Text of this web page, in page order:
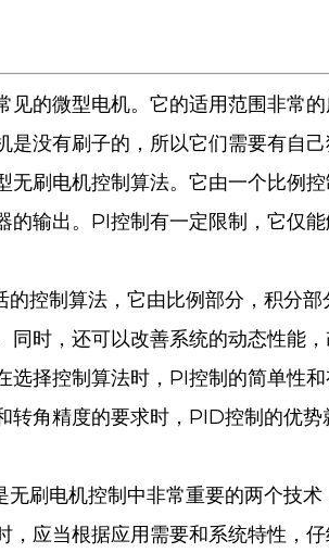
见的微型电机。它的适用范围非常
是没有刷子的，所以它们需要有自己
无刷电机控制算法。它由一个比例
的输出。PI控制有一定限制，它仅
控制算法，它由比例部分，积分
时，还可以改善系统的动态性能，
选择控制算法时，PI控制的简单性
转角精度的要求时，PID控制的优
刷电机控制中非常重要的两个技
，应当根据应用需要和系统特性，